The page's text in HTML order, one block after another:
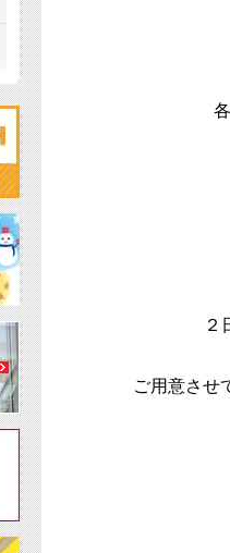
２
ご用意させ